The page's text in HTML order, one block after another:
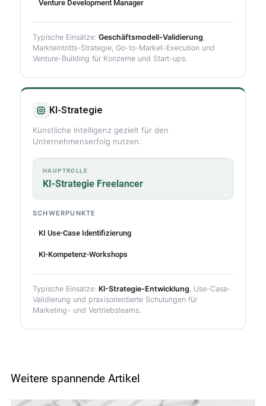
Venture Development Manager
Typische Einsätze: Geschäftsmodell-Validierung
Markteintritts-Strategie, Go-to-Market-Execution und
Venture-Building für Konzerne und Start-ups.
KI-Strategie
Künstliche Intelligenz gezielt für den
Unternehmenserfolg nutzen.
HAUPTROLLE
KI-Strategie Freelancer
SCHWERPUNKTE
KI Use-Case Identifizierung
KI-Kompetenz-Workshops
Typische Einsätze: KI-Strategie-Entwicklung , Use-Case-
Validierung und praxisorientierte Schulungen für
Marketing- und Vertriebsteams.
Weitere spannende Artikel